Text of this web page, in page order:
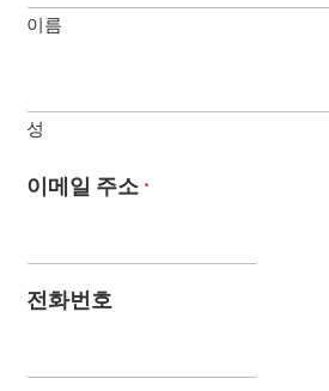
이름
성
이메일 주소 *
전화번호